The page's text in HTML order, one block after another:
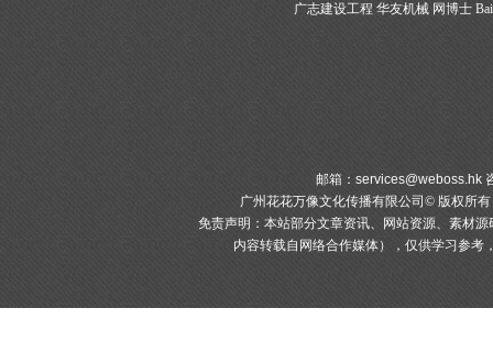
广志建设工程 华友机械 网博士
邮箱：services@weboss.hk
广州花花万像文化传播有限公司© 版权所有
免责声明：本站部分文章资讯、网站资源、素材
内容转载自网络合作媒体），仅供学习参